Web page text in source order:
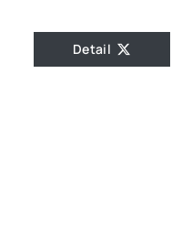
Detail